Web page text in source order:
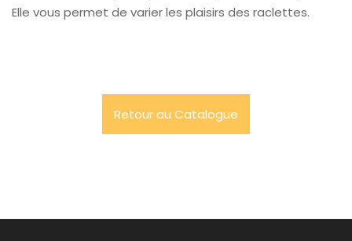
Elle vous permet de varier les plaisirs des raclettes.
Retour au Catalogue